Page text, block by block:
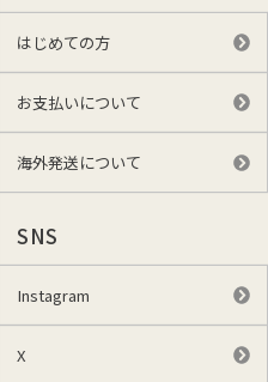
はじめての方
お支払いについて
海外発送について
SNS
Instagram
X